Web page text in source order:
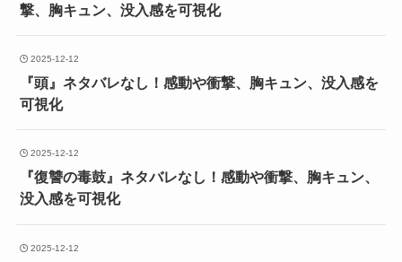
撃、胸キュン、没入感を可視化
2025-12-12
『頭』ネタバレなし！感動や衝撃、胸キュン、没入感を
可視化
2025-12-12
『復讐の毒鼓』ネタバレなし！感動や衝撃、胸キュン、
没入感を可視化
2025-12-12